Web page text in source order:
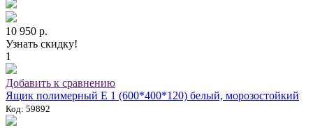
10 950 р.
Узнать скидку!
1
Добавить к сравнению
Ящик полимерный E 1 (600*400*120) белый, морозостойкий
Код: 59892